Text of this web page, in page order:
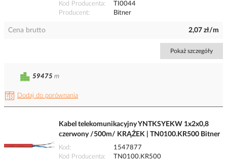
Kod Producenta
TI0044
Producent
Bitner
Cena brutto 2,07 zł/m
Pokaż szczegóły
Dodaj do porównania
59475 m
Kabel telekomunikacyjny YNTKSYEKW 1x2x0,8
czerwony /500m/ KRĄŻEK | TN0100.KR500 Bitner
Kod
1547877
Kod Producenta
TN0100.KR500